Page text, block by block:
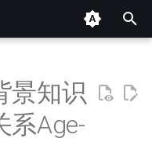
景知识
系Age-